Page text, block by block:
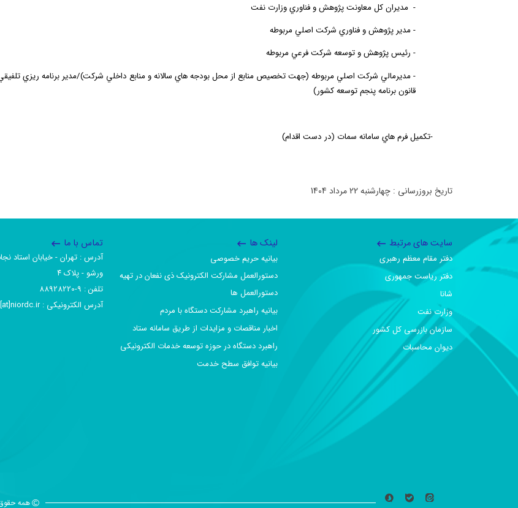
- مديرانكلمعاونتپژوهشو فناوريوزارت نفت
-مدير پژوهشو فناوري شركت اصلي مربوطه
- رئيسپژوهشو توسعه شركتفرعي مربوطه
-مديرمالي شركت اصلي مربوطه (جهتتخصيص منابع از محلبودجه­ هاي سالانه و منابع داخلي شركت)/مدير برنامه­ ريزي
قانون برنامه پنجم توسعه كشور)
-تكميل فرم­ هاي سامانه سمات (در دست اقدام)
تاریخ بروزرسانی : چهارشنبه 22 مرداد 1404
سایت های مرتبط
دفتر مقام معظم رهبری
دفتر ریاست جمهوری
شانا
وزارت نفت
سازمان بازرسی کل کشور
دیوان محاسبات
لینک ها
بیانیه حریم خصوصی
دستورالعمل مشارکت الکترونیک ذی نفعان در تهیه
دستورالعمل ها
بیانیه راهبرد مشارکت دستگاه با مردم
اخبار مناقصات و مزایدات از طریق سامانه ستاد
راهبرد دستگاه در حوزه توسعه خدمات الکترونیکی
بیانیه توافق سطح خدمت
تماس با ما
آدرس :‌ تهران - خیابان استاد
ورشو - پلاک ۴
تلفن :‌ 9-88928220
آدرس الکترونیکی :‌ info[at]niordc.ir
همه